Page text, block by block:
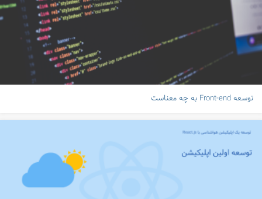
توسعه Front-end به چه معناست